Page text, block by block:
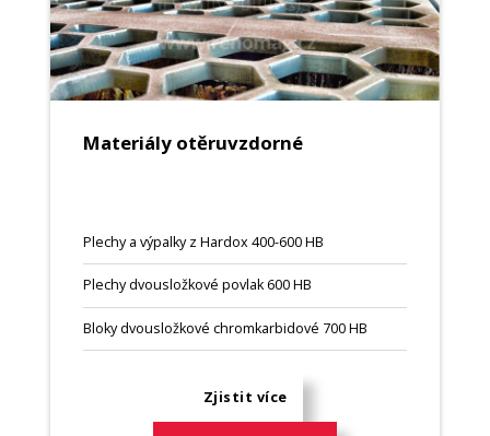
Materiály otěruvzdorné
Plechy a výpalky z Hardox 400-600 HB
Plechy dvousložkové povlak 600 HB
Bloky dvousložkové chromkarbidové 700 HB
Zjistit více